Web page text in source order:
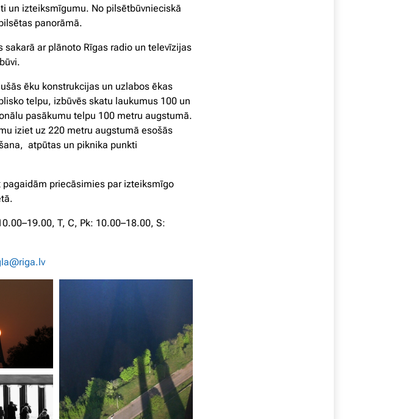
un izteiksmīgumu. No pilsētbūvnieciskā
panorāmā.
ar plānoto Rīgas radio un televīzijas
ēku konstrukcijas un uzlabos ēkas
telpu, izbūvēs skatu laukumus 100 un
pasākumu telpu 100 metru augstumā.
iziet uz 220 metru augstumā esošās
atpūtas un piknika punkti
priecāsimies par izteiksmīgo
T, C, Pk: 10.00–18.00, S: